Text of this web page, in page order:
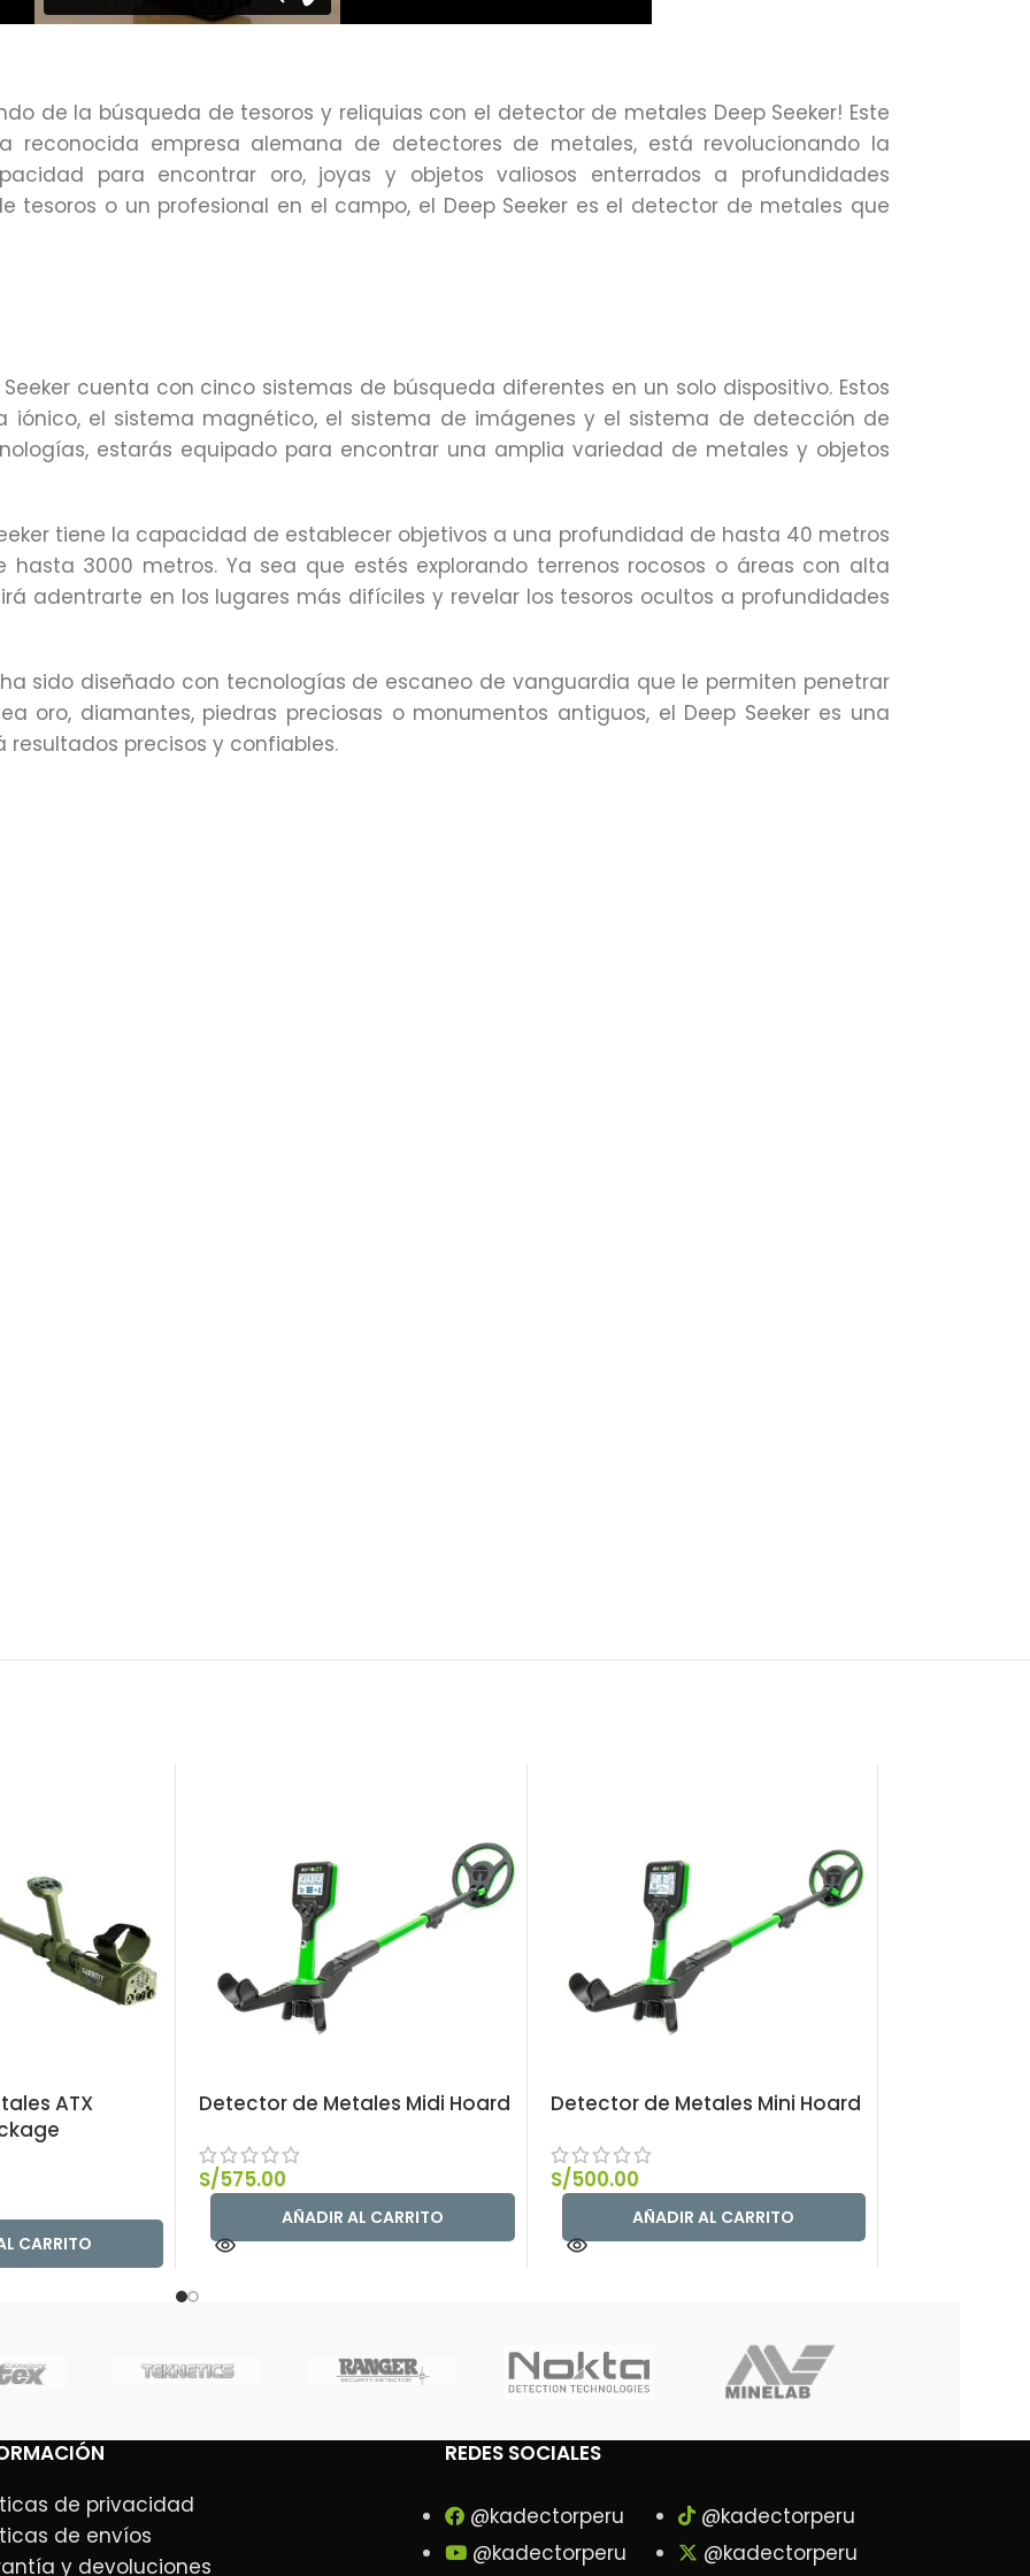
de la búsqueda de tesoros y reliquias con el detector de metales Deep Seeker! Este
reconocida empresa alemana de detectores de metales, está revolucionando la
para encontrar oro, joyas y objetos valiosos enterrados a profundidades
tesoros o un profesional en el campo, el Deep Seeker es el detector de metales que
cuenta con cinco sistemas de búsqueda diferentes en un solo dispositivo. Estos
iónico, el sistema magnético, el sistema de imágenes y el sistema de detección de
estarás equipado para encontrar una amplia variedad de metales y objetos
tiene la capacidad de establecer objetivos a una profundidad de hasta 40 metros
3000 metros. Ya sea que estés explorando terrenos rocosos o áreas con alta
adentrarte en los lugares más difíciles y revelar los tesoros ocultos a profundidades
sido diseñado con tecnologías de escaneo de vanguardia que le permiten penetrar
oro, diamantes, piedras preciosas o monumentos antiguos, el Deep Seeker es una
precisos y confiables.
ATX
CARRITO
Detector de Metales Midi Hoard
S/575.00
AÑADIR AL CARRITO
Detector de Metales Mini Hoard
S/500.00
AÑADIR AL CARRITO
de privacidad
de envíos
y devoluciones
REDES SOCIALES
@kadectorperu
@kadectorperu
@kadectorperu
@kadectorperu